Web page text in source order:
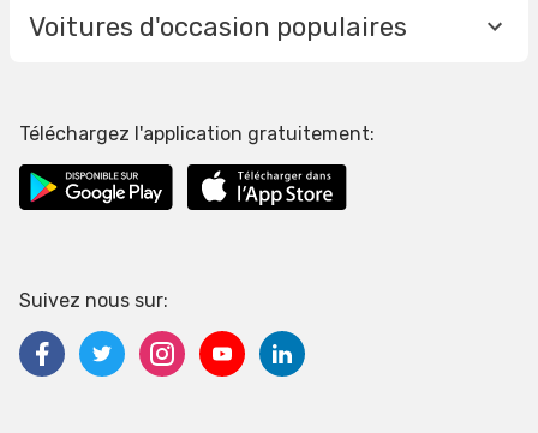
Voitures d'occasion populaires
Téléchargez l'application gratuitement:
Suivez nous sur: